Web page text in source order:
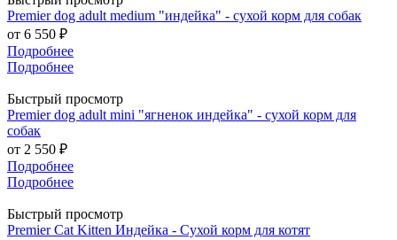
Premier dog adult medium "индейка" - сухой корм для собак
от 6 550 ₽
Подробнее
Подробнее
Быстрый просмотр
Premier dog adult mini "ягненок индейка" - сухой корм для
собак
от 2 550 ₽
Подробнее
Подробнее
Быстрый просмотр
Premier Cat Kitten Индейка - Сухой корм для котят